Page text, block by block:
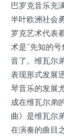
巴罗克音乐充
半叶欧洲社会
罗克艺术代表
术是“先知的
音了。维瓦尔
表现形式发展
琴音乐的发展
成在维瓦尔弟
曲》是维瓦尔
在演奏的曲目